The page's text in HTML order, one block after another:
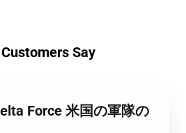
Say
Force 米国の軍隊の